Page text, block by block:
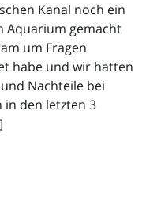
Kanal noch ein
Aquarium gemacht
um Fragen
habe und wir hatten
Nachteile bei
in den letzten 3